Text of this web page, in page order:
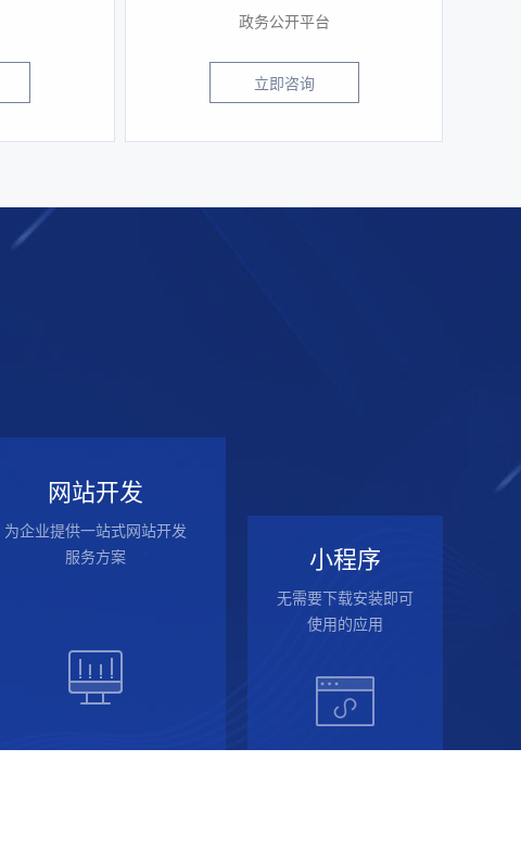
政务公开平台
立即咨询
网站开发
为企业提供一站式网站开发
服务方案
小程序
无需要下载安装即可
使用的应用